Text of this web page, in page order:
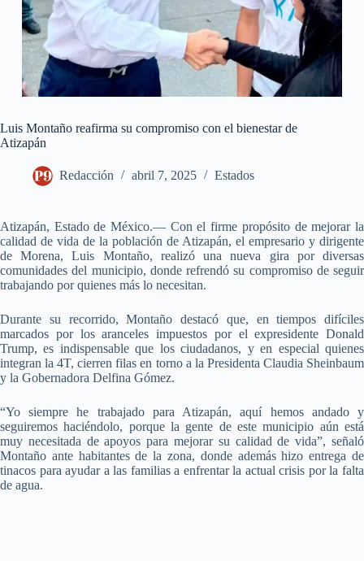
Luis Montaño reafirma su compromiso con el bienestar de
Atizapán
Redacción abril 7, 2025 Estados
Atizapán, Estado de México.— Con el firme propósito de mejorar la
calidad de vida de la población de Atizapán, el empresario y dirigente
de Morena, Luis Montaño, realizó una nueva gira por diversas
comunidades del municipio, donde refrendó su compromiso de seguir
trabajando por quienes más lo necesitan.
Durante su recorrido, Montaño destacó que, en tiempos difíciles
marcados por los aranceles impuestos por el expresidente Donald
Trump, es indispensable que los ciudadanos, y en especial quienes
integran la 4T, cierren filas en torno a la Presidenta Claudia Sheinbaum
y la Gobernadora Delfina Gómez.
“Yo siempre he trabajado para Atizapán, aquí hemos andado y
seguiremos haciéndolo, porque la gente de este municipio aún está
muy necesitada de apoyos para mejorar su calidad de vida”, señaló
Montaño ante habitantes de la zona, donde además hizo entrega de
tinacos para ayudar a las familias a enfrentar la actual crisis por la falta
de agua.